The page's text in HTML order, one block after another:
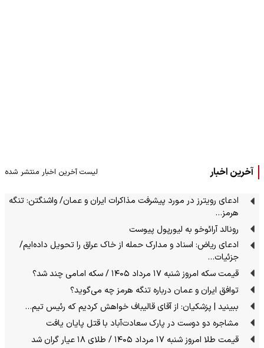
آخرین اخبار لیست آخرین اخبار منتشر شده
ادعای رویترز در مورد پیشرفت مذاکرات ایران و عمان/ واشنگتن: تنگه
هرمز…
رونالد آرائوخو به لیورپول پیوست
ادعای ریاض: اسناد و مدارک حمله از خاک عراق را تحویل داده‌ایم/
جزئیات…
قیمت سکه امروز شنبه ۱۷ مرداد ۱۴۰۵ / سکه امامی چند شد؟
توافق ایران و عمان درباره تنگه هرمز چه می‌گوید؟
ببینید | پزشکیان: از آقای قالیباف خواهش کردیم که رئیس تیم…
مشاجره دو دوست در پارک سعادت‌آباد با قتل پایان یافت
قیمت طلا امروز شنبه ۱۷ مرداد ۱۴۰۵ / طلای ۱۸ عیار گران شد